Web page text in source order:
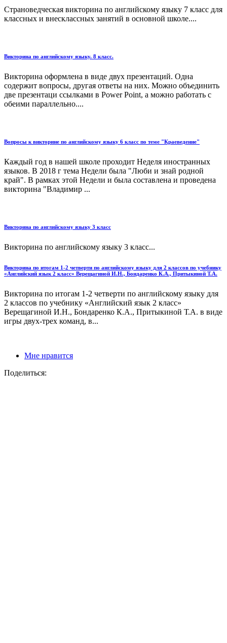
Страноведческая викторина по английскому языку 7 класс для
классных и внесклассных занятий в основной школе....
Викторина по английскому языку. 8 класс.
Викторина оформлена в виде двух презентаций. Одна
содержит вопросы, другая ответы на них. Можно объединить
две презентаци ссылками в Power Point, а можно работать с
обеими параллельно....
Вопросы к викторине по английскому языку 6 класс по теме "Краеведение"
Каждый год в нашей школе проходит Неделя иностранных
языков. В 2018 г тема Недели была "Люби и знай родной
край". В рамках этой Недели и была составлена и проведена
викторина "Владимир ...
Викторина по английскому языку 3 класс
Викторина по английскому языку 3 класс...
Викторина по итогам 1-2 четверти по английскому языку для 2 классов по учебнику
«Английский язык 2 класс» Верещагиной И.Н., Бондаренко К.А., Притыкиной Т.А.
Викторина по итогам 1-2 четверти по английскому языку для
2 классов по учебнику «Английский язык 2 класс»
Верещагиной И.Н., Бондаренко К.А., Притыкиной Т.А. в виде
игры двух-трех команд, в...
Мне нравится
Поделиться: